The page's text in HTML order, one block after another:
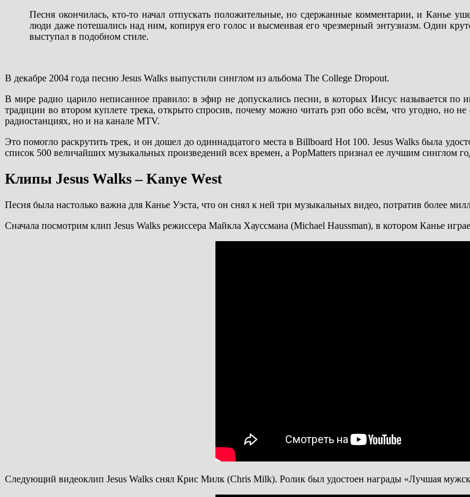
Песня окончилась, кто-то начал отпускать положительные, но сдержанные комментарии, и Канье
люди даже потешались над ним, копируя его голос и высмеивая его чрезмерный энтузиазм. Один
выступал в подобном стиле.
В декабре 2004 года песню Jesus Walks выпустили синглом из альбома The College Dropout.
В мире радио царило неписанное правило: в эфир не допускались песни, в которых Иисус называется
традиции во втором куплете трека, открыто спросив, почему можно читать рэп обо всём, что угодно, но
радиостанциях, но и на канале MTV.
Это помогло раскрутить трек, и он дошел до одиннадцатого места в Billboard Hot 100. Jesus Walks была
список 500 величайших музыкальных произведений всех времен, а PopMatters признал ее лучшим синглом
Клипы Jesus Walks – Kanye West
Песня была настолько важна для Канье Уэста, что он снял к ней три музыкальных видео, потратив более
Сначала посмотрим клип Jesus Walks режиссера Майкла Хауссмана (Michael Haussman), в котором Канье
Следующий видеоклип Jesus Walks снял Крис Милк (Chris Milk). Ролик был удостоен награды «Лучшая